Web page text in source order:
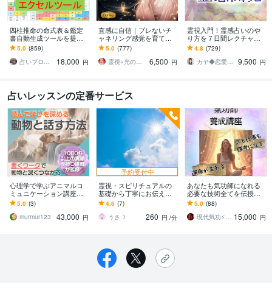
四柱推命の命式表＆鑑定
書自動生成ツールを提供
します 複数の流派に対応
し、大三合会局、天剋地
冲等も自動表示します
5.0 (859)
占いプログラマDeguchi
18,000 円
直感に自信｜ブレないチ
ャネリング感覚を育てま
す ✨“誰かに確認する”を卒
業しませんか？
5.0 (777)
霊視×光の柱 カルマ先生
6,500 円
霊視入門！霊感占いのや
り方を７日間レクチャー
します 初心者OK♡副業占
い師への道を開くサポー
トをします
4.8 (729)
カヤ◆恋愛占いカウンセラー
9,500 円
占いレッスンの定番サービス
心理学で学ぶアニマルコ
ミュニケーション講座し
ます 感受性や共感力が高
く優しいセラピスト気質
向け＊書くワーク
5.0 (3)
murmur123
43,000 円
予約受付中
霊視・スピリチュアルの
基礎から丁寧にお伝えし
ます 占いが初めての方や
興味がある方鑑定をわか
りやすくお伝えします
4.6 (7)
うさ☽︎
260 円 /分
あなたも気功師になれる
必要な技術全てを伝授し
ます 運命を変える気功を
学び自分だけのパワーグ
ッズも作れるように！
5.0 (88)
現代気功⚡神念伝達師＠SHANTY巫香 15,000 円